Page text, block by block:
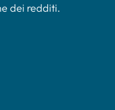
dei redditi.